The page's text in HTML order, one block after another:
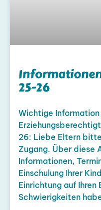
25-26
Wichtige Information
26: Liebe Eltern
Zugang. Über diese
Informationen,
Einschulung Ihrer
Einrichtung auf Ihren
Schwierigkeiten